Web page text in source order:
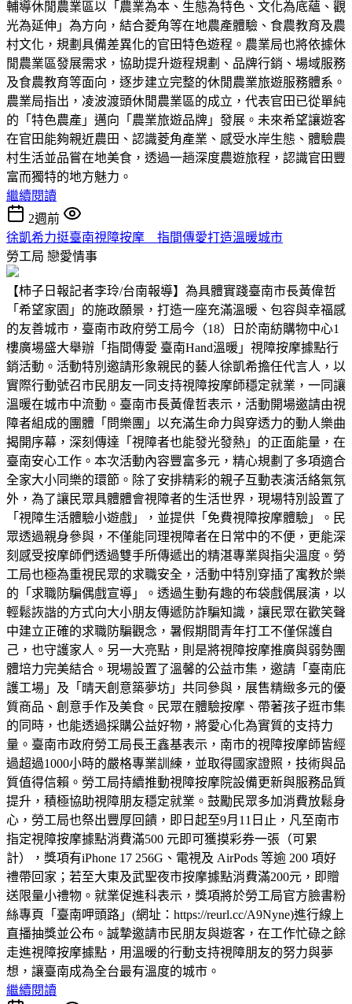
輔導休閒農業區以「農業為本、生態為特色、文化為底蘊、觀
光為延伸」為方向，結合菱角等在地農產體驗、食農教育及農
村文化，規劃具備差異化的官田特色遊程。農業局也將依據休
閒農業區發展需求，協助提升遊程規劃、品牌行銷、場域服務
及食農教育等面向，逐步建立完整的休閒農業旅遊服務體系。
農業局指出，凌波渡頭休閒農業區的成立，代表官田已從單純
的「特色農產」邁向「農業旅遊品牌」發展。未來希望讓遊客
在官田能夠親近農田、認識菱角產業、感受水岸生態、體驗農
村生活並品嘗在地美食，透過一趟深度農遊旅程，認識官田豐
富而獨特的地方魅力。
繼續閱讀
2週前
徐凱希力挺臺南視障按摩 指間傳愛打造溫暖城市
勞工局 戀愛情事
【柿子日報記者李玲/台南報導】為具體實踐臺南市長黃偉哲
「希望家園」的施政願景，打造一座充滿溫暖、包容與幸福感
的友善城市，臺南市政府勞工局今（18）日於南紡購物中心1
樓廣場盛大舉辦「指間傳愛 臺南Hand溫暖」視障按摩據點行
銷活動。活動特別邀請形象親民的藝人徐凱希擔任代言人，以
實際行動號召市民朋友一同支持視障按摩師穩定就業，一同讓
溫暖在城市中流動。臺南市長黃偉哲表示，活動開場邀請由視
障者組成的團體「問樂團」以充滿生命力與穿透力的動人樂曲
揭開序幕，深刻傳達「視障者也能發光發熱」的正面能量，在
臺南安心工作。本次活動內容豐富多元，精心規劃了多項適合
全家大小同樂的環節。除了安排精彩的親子互動表演活絡氣氛
外，為了讓民眾具體體會視障者的生活世界，現場特別設置了
「視障生活體驗小遊戲」，並提供「免費視障按摩體驗」。民
眾透過親身參與，不僅能同理視障者在日常中的不便，更能深
刻感受按摩師們透過雙手所傳遞出的精湛專業與指尖溫度。勞
工局也極為重視民眾的求職安全，活動中特別穿插了寓教於樂
的「求職防騙偶戲宣導」。透過生動有趣的布袋戲偶展演，以
輕鬆詼諧的方式向大小朋友傳遞防詐騙知識，讓民眾在歡笑聲
中建立正確的求職防騙觀念，暑假期間青年打工不僅保護自
己，也守護家人。另一大亮點，則是將視障按摩推廣與弱勢團
體培力完美結合。現場設置了溫馨的公益市集，邀請「臺南庇
護工場」及「晴天創意築夢坊」共同參與，展售精緻多元的優
質商品、創意手作及美食。民眾在體驗按摩、帶著孩子逛市集
的同時，也能透過採購公益好物，將愛心化為實質的支持力
量。臺南市政府勞工局長王鑫基表示，南市的視障按摩師皆經
過超過1000小時的嚴格專業訓練，並取得國家證照，技術與品
質值得信賴。勞工局持續推動視障按摩院設備更新與服務品質
提升，積極協助視障朋友穩定就業。鼓勵民眾多加消費放鬆身
心，勞工局也祭出豐厚回饋，即日起至9月11日止，凡至南市
指定視障按摩據點消費滿500 元即可獲摸彩券一張（可累
計），獎項有iPhone 17 256G、電視及 AirPods 等逾 200 項好
禮帶回家；若至大東及武聖夜市按摩據點消費滿200元，即贈
送限量小禮物。就業促進科表示，獎項將於勞工局官方臉書粉
絲專頁「臺南呷頭路」(網址：https://reurl.cc/A9Nyne)進行線上
直播抽獎並公布。誠摯邀請市民朋友與遊客，在工作忙碌之餘
走進視障按摩據點，用溫暖的行動支持視障朋友的努力與夢
想，讓臺南成為全台最有溫度的城市。
繼續閱讀